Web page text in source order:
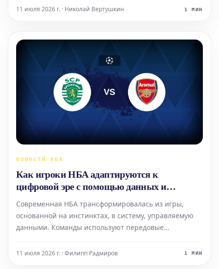
нагрузками игроков и готовятся к успешному
11 июля 2026 г. · Николай Вертушкин 1 МИН
НОВОСТИ НБА
Как игроки НБА адаптируются к
цифровой эре с помощью данных и
изменений в образе жизни
Современная НБА трансформировалась из игры,
основанной на инстинктах, в систему, управляемую
данными. Команды используют передовые
скорость игроков, пройденное расстояние, качество
11 июля 2026 г. · Филипп Радмиров 1 МИН